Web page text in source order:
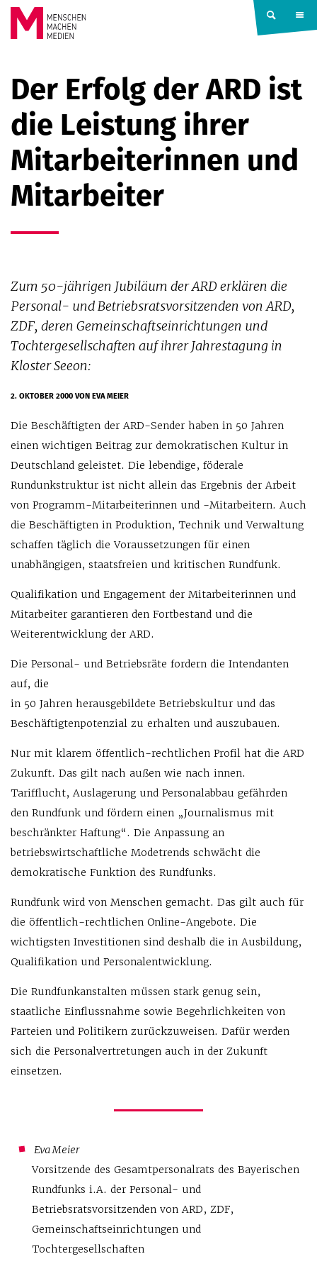
Springe zum Inhalt
MACHEN
MEDIEN
Der Erfolg der ARD ist
die Leistung ihrer
Mitarbeiterinnen und
Mitarbeiter
Zum 50-jährigen Jubiläum der ARD erklären die
Personal- und Betriebsratsvorsitzenden von ARD,
ZDF, deren Gemeinschaftseinrichtungen und
Tochtergesellschaften auf ihrer Jahrestagung in
Kloster Seeon:
2. OKTOBER 2000VON EVA MEIER
Die Beschäftigten der ARD-Sender haben in 50 Jahren
einen wichtigen Beitrag zur demokratischen Kultur in
Deutschland geleistet. Die lebendige, föderale
Rundunkstruktur ist nicht allein das Ergebnis der Arbeit
von Programm-Mitarbeiterinnen und -Mitarbeitern. Auch
die Beschäftigten in Produktion, Technik und Verwaltung
schaffen täglich die Voraussetzungen für einen
unabhängigen, staatsfreien und kritischen Rundfunk.
Qualifikation und Engagement der Mitarbeiterinnen und
Mitarbeiter garantieren den Fortbestand und die
Weiterentwicklung der ARD.
Die Personal- und Betriebsräte fordern die Intendanten
auf, die
in 50 Jahren herausgebildete Betriebskultur und das
Beschäftigtenpotenzial zu erhalten und auszubauen.
Nur mit klarem öffentlich-rechtlichen Profil hat die ARD
Zukunft. Das gilt nach außen wie nach innen.
Tarifflucht, Auslagerung und Personalabbau gefährden
den Rundfunk und fördern einen „Journalismus mit
beschränkter Haftung“. Die Anpassung an
betriebswirtschaftliche Modetrends schwächt die
demokratische Funktion des Rundfunks.
Rundfunk wird von Menschen gemacht. Das gilt auch für
die öffentlich-rechtlichen Online-Angebote. Die
wichtigsten Investitionen sind deshalb die in Ausbildung,
Qualifikation und Personalentwicklung.
Die Rundfunkanstalten müssen stark genug sein,
staatliche Einflussnahme sowie Begehrlichkeiten von
Parteien und Politikern zurückzuweisen. Dafür werden
sich die Personalvertretungen auch in der Zukunft
einsetzen.
Eva Meier
Vorsitzende des Gesamtpersonalrats des Bayerischen
Rundfunks i.A. der Personal- und
Betriebsratsvorsitzenden von ARD, ZDF,
Gemeinschaftseinrichtungen und
Tochtergesellschaften